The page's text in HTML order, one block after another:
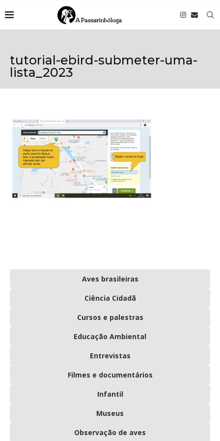
tutorial-ebird-submeter-uma-
lista_2023
Aves brasileiras
Ciência Cidadã
Cursos e palestras
Educação Ambiental
Entrevistas
Filmes e documentários
Infantil
Museus
Observação de aves